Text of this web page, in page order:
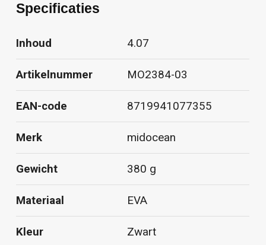
Specificaties
Inhoud 4.07
Artikelnummer MO2384-03
EAN-code 8719941077355
Merk midocean
Gewicht 380 g
Materiaal EVA
Kleur Zwart